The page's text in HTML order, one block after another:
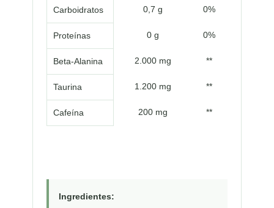
Carboidratos 0,7 g 0%
Proteínas 0 g 0%
Beta-Alanina 2.000 mg **
Taurina 1.200 mg **
Cafeína 200 mg **
Ingredientes: